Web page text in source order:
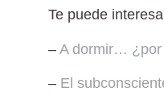
Te puede
– A dormir… ¿por
– El